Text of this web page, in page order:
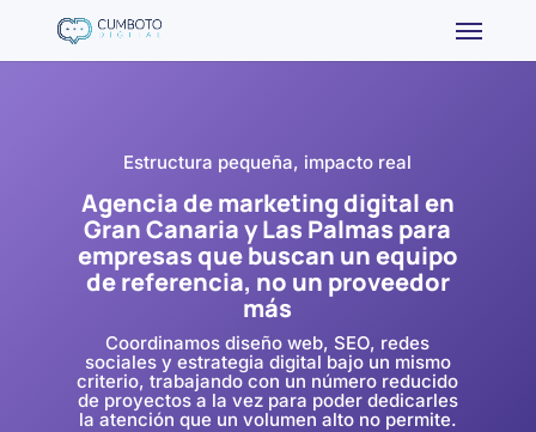
Estructura pequeña, impacto real
Agencia de marketing digital en
Gran Canaria y Las Palmas para
empresas que buscan un equipo
de referencia, no un proveedor
más
Coordinamos diseño web, SEO, redes
sociales y estrategia digital bajo un mismo
criterio, trabajando con un número reducido
de proyectos a la vez para poder dedicarles
la atención que un volumen alto no permite.